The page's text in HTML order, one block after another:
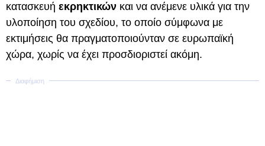
κατασκευή εκρηκτικών και να ανέμενε υλικά για την
υλοποίηση του σχεδίου, το οποίο σύμφωνα με
εκτιμήσεις θα πραγματοποιούνταν σε ευρωπαϊκή
χώρα, χωρίς να έχει προσδιοριστεί ακόμη.